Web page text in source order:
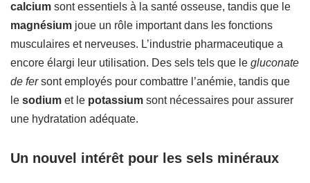
calcium sont essentiels à la santé osseuse, tandis que le
magnésium joue un rôle important dans les fonctions
musculaires et nerveuses. L’industrie pharmaceutique a
encore élargi leur utilisation. Des sels tels que le gluconate
de fersont employés pour combattre l’anémie, tandis que
le sodium et le potassium sont nécessaires pour assurer
une hydratation adéquate.
Un nouvel intérêt pour les sels minéraux